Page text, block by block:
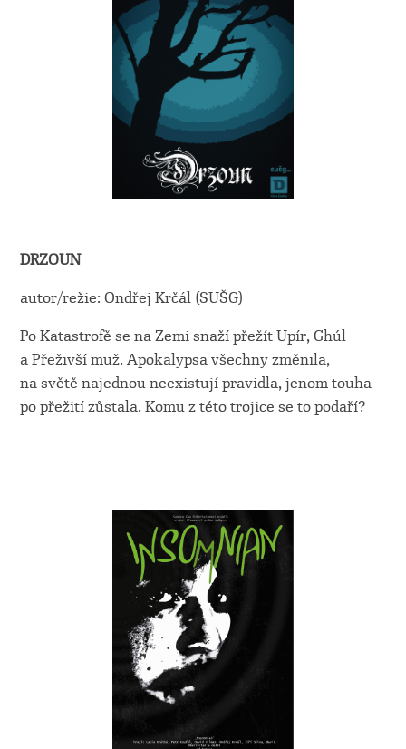
DRZOUN
autor/režie: Ondřej Krčál (SUŠG)
Po Katastrofě se na Zemi snaží přežít Upír, Ghúl
a Přeživší muž. Apokalypsa všechny změnila,
na světě najednou neexistují pravidla, jenom touha
po přežití zůstala. Komu z této trojice se to podaří?